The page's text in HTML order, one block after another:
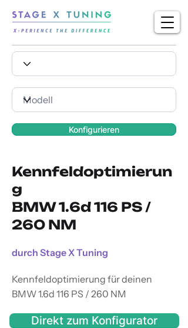
Konfigurieren
Kennfeldoptimierun
g
BMW 1.6d 116 PS /
260 NM
durch Stage X Tuning
Kennfeldoptimierung für deinen
BMW 1.6d 116 PS / 260 NM
Direkt zum Konfigurator